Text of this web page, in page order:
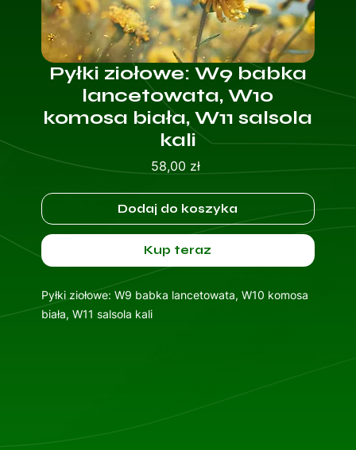
Pyłki ziołowe: W9 babka
lancetowata, W10
komosa biała, W11 salsola
kali
58,00 złCena
Dodaj do koszyka
Kup teraz
Pyłki ziołowe: W9 babka lancetowata, W10 komosa
biała, W11 salsola kali